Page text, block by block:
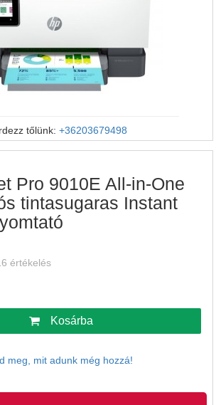
tőlünk: +36203679498
Pro 9010E All-in-One
tintasugaras Instant
értékelés
Kosárba
meg, mit adunk még hozzá!